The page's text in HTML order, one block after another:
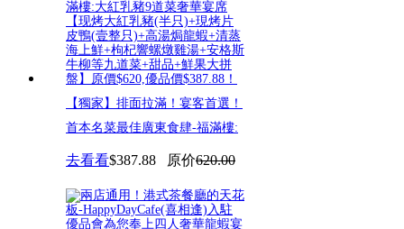
【獨家】排面拉滿！宴客首選！
首本名菜最佳廣東食肆-福滿樓:
去看看$387.88 原价620.00